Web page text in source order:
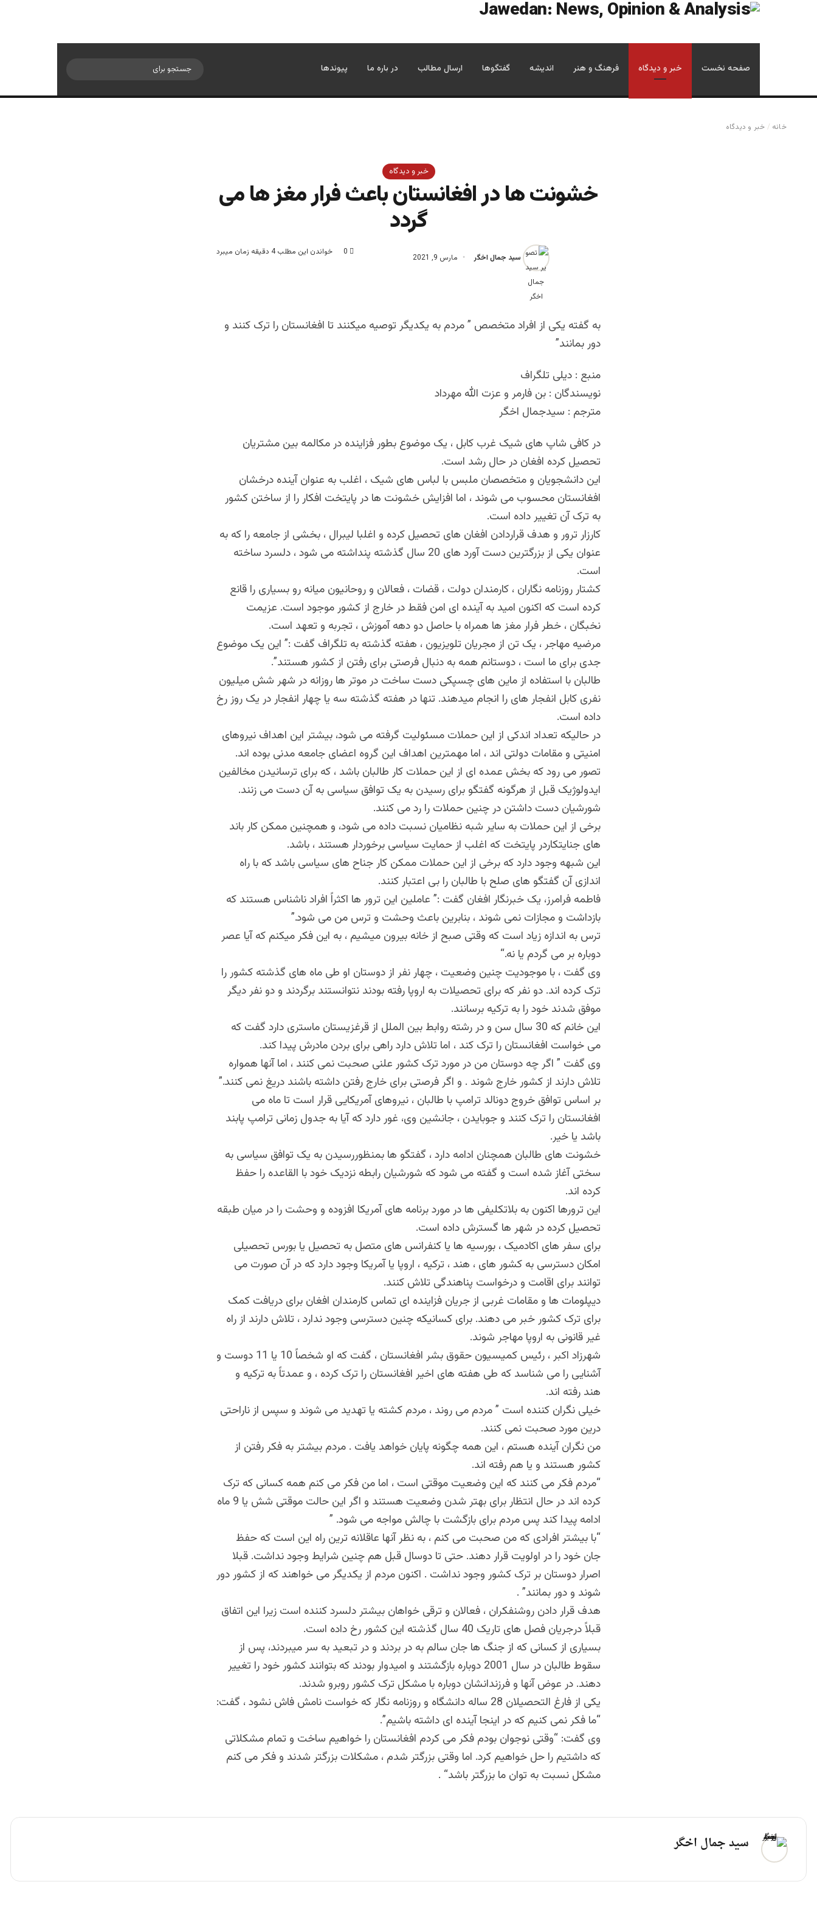
صفحه نخست خبر و دیدگاه فرهنگ و هنر اندیشه گفتگوها ارسال مطالب در باره ما پیوندها
خانه / خبر و دیدگاه
خبر و دیدگاه
خشونت ها در افغانستان باعث فرار مغز ها می
گردد
سید جمال اخگر مارس 9, 2021
0 خواندن این مطلب 4 دقیقه زمان میبرد
به گفته یکی از افراد متخصص ” مردم به یکدیگر توصیه میکنند تا افغانستان را ترک کنند و
دور بمانند”
منبع : دیلی تلگراف
نویسندگان : بن فارمر و عزت الله مهرداد
مترجم : سیدجمال اخگر
در کافی شاپ های شیک غرب کابل ، یک موضوع بطور فزاینده در مکالمه بین مشتریان
تحصیل کرده افغان در حال رشد است.
این دانشجویان و متخصصان ملبس با لباس های شیک ، اغلب به عنوان آینده درخشان
افغانستان محسوب می شوند ، اما افزایش خشونت ها در پایتخت افکار را از ساختن کشور
به ترک آن تغییر داده است.
کارزار ترور و هدف قراردادن افغان های تحصیل کرده و اغلبا لیبرال ، بخشی از جامعه را که به
عنوان یکی از بزرگترین دست آورد های 20 سال گذشته پنداشته می شود ، دلسرد ساخته
است.
کشتار روزنامه نگاران ، کارمندان دولت ، قضات ، فعالان و روحانیون میانه رو بسیاری را قانع
کرده است که اکنون امید به آینده ای امن فقط در خارج از کشور موجود است. عزیمت
نخبگان ، خطر فرار مغز ها همراه با حاصل دو دهه آموزش ، تجربه و تعهد است.
مرضیه مهاجر ، یک تن از مجریان تلویزیون ، هفته گذشته به تلگراف گفت :” این یک موضوع
جدی برای ما است ، دوستانم همه به دنبال فرصتی برای رفتن از کشور هستند.”
طالبان با استفاده از ماین های چسپکی دست ساخت در موتر ها روزانه در شهر شش میلیون
نفری کابل انفجار های را انجام میدهند. تنها در هفته گذشته سه یا چهار انفجار در یک روز رخ
داده است.
در حالیکه تعداد اندکی از این حملات مسئولیت گرفته می شود، بیشتر این اهداف نیروهای
امنیتی و مقامات دولتی اند ، اما مهمترین اهداف این گروه اعضای جامعه مدنی بوده اند.
تصور می رود که بخش عمده ای از این حملات کار طالبان باشد ، که برای ترسانیدن مخالفین
ایدولوژیک قبل از هرگونه گفتگو برای رسیدن به یک توافق سیاسی به آن دست می زنند.
شورشیان دست داشتن در چنین حملات را رد می کنند.
برخی از این حملات به سایر شبه نظامیان نسبت داده می شود، و همچنین ممکن کار باند
های جنایتکاردر پایتخت که اغلب از حمایت سیاسی برخوردار هستند ، باشد.
این شبهه وجود دارد که برخی از این حملات ممکن کار جناح های سیاسی باشد که با راه
اندازی آن گفتگو های صلح با طالبان را بی اعتبار کنند.
فاطمه فرامرز، یک خبرنگار افغان گفت :” عاملین این ترور ها اکثراً افراد ناشناس هستند که
بازداشت و مجازات نمی شوند ، بنابرین باعث وحشت و ترس من می شود”.
ترس به اندازه زیاد است که وقتی صبح از خانه بیرون میشیم ، به این فکر میکنم که آیا عصر
دوباره بر می گردم یا نه“.
وی گفت ، با موجودیت چنین وضعیت ، چهار نفر از دوستان او طی ماه های گذشته کشور را
ترک کرده اند. دو نفر که برای تحصیلات به اروپا رفته بودند نتوانستند برگردند و دو نفر دیگر
موفق شدند خود را به ترکیه برسانند.
این خانم که 30 سال سن و در رشته روابط بین الملل از قرغزیستان ماستری دارد گفت که
می خواست افغانستان را ترک کند ، اما تلاش دارد راهی برای بردن مادرش پیدا کند.
وی گفت ” اگر چه دوستان من در مورد ترک کشور علنی صحبت نمی کنند ، اما آنها همواره
تلاش دارند از کشور خارج شوند . و اگر فرصتی برای خارج رفتن داشته باشند دریغ نمی کنند”.
بر اساس توافق خروج دونالد ترامپ با طالبان ، نیروهای آمریکایی قرار است تا ماه می
افغانستان را ترک کنند و جوبایدن ، جانشین وی، غور دارد که آیا به جدول زمانی ترامپ پابند
باشد یا خیر.
خشونت های طالبان همچنان ادامه دارد ، گفتگو ها بمنظوررسیدن به یک توافق سیاسی به
سختی آغاز شده است و گفته می شود که شورشیان رابطه نزدیک خود با القاعده را حفظ
کرده اند.
این ترورها اکنون به بلاتکلیفی ها در مورد برنامه های آمریکا افزوده و وحشت را در میان طبقه
تحصیل کرده در شهر ها گسترش داده است.
برای سفر های اکادمیک ، بورسیه ها یا کنفرانس های متصل به تحصیل یا بورس تحصیلی
امکان دسترسی به کشور های ، هند ، ترکیه ، اروپا یا آمریکا وجود دارد که در آن صورت می
توانند برای اقامت و درخواست پناهندگی تلاش کنند.
دیپلومات ها و مقامات غربی از جریان فزاینده ای تماس کارمندان افغان برای دریافت کمک
برای ترک کشور خبر می دهند. برای کسانیکه چنین دسترسی وجود ندارد ، تلاش دارند از راه
غیر قانونی به اروپا مهاجر شوند.
شهرزاد اکبر ، رئیس کمیسیون حقوق بشر افغانستان ، گفت که او شخصاً 10 یا 11 دوست و
آشنایی را می شناسد که طی هفته های اخیر افغانستان را ترک کرده ، و عمدتاً به ترکیه و
هند رفته اند.
خیلی نگران کننده است ” مردم می روند ، مردم کشته یا تهدید می شوند و سپس از ناراحتی
درین مورد صحبت نمی کنند.
من نگران آینده هستم ، این همه چگونه پایان خواهد یافت . مردم بیشتر به فکر رفتن از
کشور هستند و یا هم رفته اند.
“مردم فکر می کنند که این وضعیت موقتی است ، اما من فکر می کنم همه کسانی که ترک
کرده اند در حال انتظار برای بهتر شدن وضعیت هستند و اگر این حالت موقتی شش یا 9 ماه
ادامه پیدا کند پس مردم برای بازگشت با چالش مواجه می شود” .
“با بیشتر افرادی که من صحبت می کنم ، به نظر آنها عاقلانه ترین راه این است که حفظ
جان خود را در اولویت قرار دهند. حتی تا دوسال قبل هم چنین شرایط وجود نداشت. قبلا
اصرار دوستان بر ترک کشور وجود نداشت . اکنون مردم از یکدیگر می خواهند که از کشور دور
شوند و دور بمانند. ”
هدف قرار دادن روشنفکران ، فعالان و ترقی خواهان بیشتر دلسرد کننده است زیرا این اتفاق
قبلاً در‌جریان فصل های تاریک 40 سال گذشته این کشور رخ داده است
.
بسیاری از کسانی که از جنگ ها جان سالم به در بردند و در تبعید به سر میبردند، پس از
سقوط طالبان در سال 2001 دوباره بازگشتند و امیدوار بودند که بتوانند کشور خود را تغییر
دهند. در عوض آنها و فرزندانشان دوباره با مشکل ترک کشور روبرو شدند.
یکی از فارغ التحصیلان 28 ساله دانشگاه و روزنامه نگار که خواست نامش فاش نشود ، گفت:
“ما فکر نمی کنیم که در اینجا آینده ای داشته باشیم.”
وی گفت: “وقتی نوجوان بودم فکر می کردم افغانستان را خواهیم ساخت و تمام مشکلاتی
که داشتیم را حل خواهیم کرد. اما وقتی بزرگتر شدم ، مشکلات بزرگتر شدند و فکر می کنم
مشکل نسبت به توان ما بزرگتر باشد. “
سید جمال اخگر